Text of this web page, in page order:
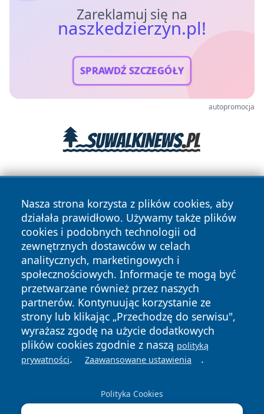
Zareklamuj się na
naszkedzierzyn.pl!
SPRAWDŹ SZCZEGÓŁY
autopromocja
Nasza strona korzysta z plików cookies, aby
działała prawidłowo. Używamy także plików
cookies i podobnych technologii od
zewnętrznych dostawców w celach
analitycznych, marketingowych i
społecznościowych. Informacje te mogą być
przetwarzane również przez naszych
partnerów. Kontynuując korzystanie ze
strony lub klikając „Przechodzę do serwisu",
wyrażasz zgodę na użycie dodatkowych
plików cookies zgodnie z naszą polityką
prywatności. Zaawansowane ustawienia .
Polityka Cookies
Copyright © 2026 naszkedzierzyn.pl Wszystkie prawa
zastrzeżone.
News Autorzy
Polityka
Prywatności
Polityka
Cookies